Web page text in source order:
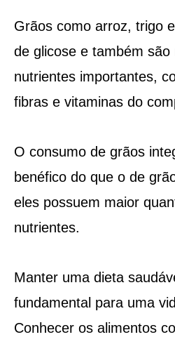
Grãos como arroz, trigo
de glicose e também
nutrientes importantes,
fibras e vitaminas do
O consumo de grãos
benéfico do que o de
eles possuem maior
nutrientes.
Manter uma dieta
fundamental para uma
Conhecer os alimentos